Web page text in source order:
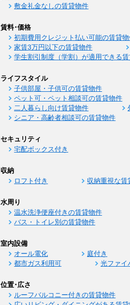
敷金礼金なしの賃貸物件
賃料･価格
初期費用クレジット払い可能の賃貸
家賃3万円以下の賃貸物件
学生割引制度（学割）が適用できる
ライフスタイル
子供部屋・子供可の賃貸物件
ペット可・ペット相談可の賃貸物件
二人暮らし向け賃貸物件
シニア・高齢者相談可の賃貸物件
セキュリティ
宅配ボックス付き
収納
ロフト付き 収納重視な賃
水周り
温水洗浄便座付きの賃貸物件
バス・トイレ別の賃貸物件
室内設備
オール電化 庭付き
都市ガス利用可
光ファイ
位置･広さ
ルーフバルコニー付きの賃貸物件